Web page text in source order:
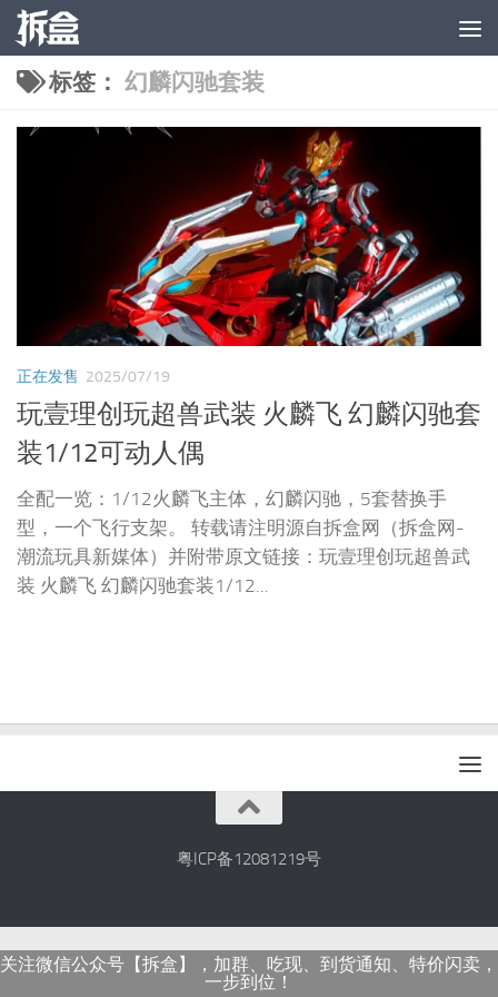
跳至内容
标签： 幻麟闪驰套装
正在发售 2025/07/19
玩壹理创玩超兽武装 火麟飞 幻麟闪驰套
装1/12可动人偶
全配一览：1/12火麟飞主体，幻麟闪驰，5套替换手
型，一个飞行支架。 转载请注明源自拆盒网（拆盒网-
潮流玩具新媒体）并附带原文链接：玩壹理创玩超兽武
装 火麟飞 幻麟闪驰套装1/12...
粤ICP备12081219号
关注微信公众号【拆盒】，加群、吃现、到货通知、特价闪卖，
一步到位！